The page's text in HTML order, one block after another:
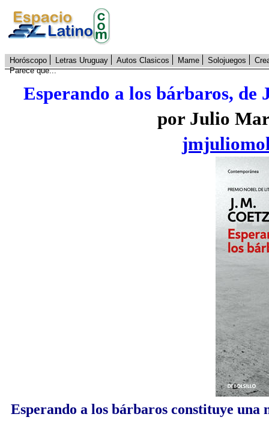
Horóscopo Letras Uruguay Autos Clasicos Mame Solojuegos
Parece que...
Esperando a los bárbaros, de
por Julio
Esperando a los bárbaros constituye una